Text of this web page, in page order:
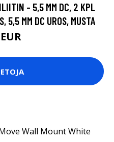
- 5,5 MM DC, 2 KPL
5,5 MM DC UROS, MUSTA